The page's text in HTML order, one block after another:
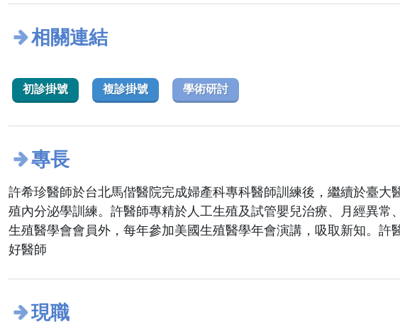
相關連結
初診掛號 複診掛號 學術研討
專長
許希珍醫師於台北馬偕醫院完成婦產科專科醫師訓練後，繼續於臺
殖內分泌學訓練。許醫師專精於人工生殖及試管嬰兒治療、月經異
生殖醫學會會員外，每年參加美國生殖醫學年會演講，吸取新知。
好醫師
現職